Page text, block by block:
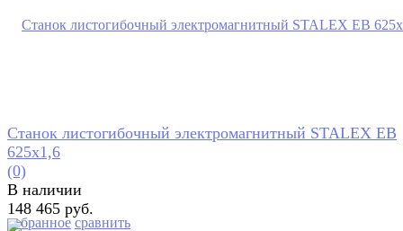
избранное сравнить
Станок листогибочный электромагнитный STALEX EB
625x1,6
(0)
В наличии
148 465 руб.